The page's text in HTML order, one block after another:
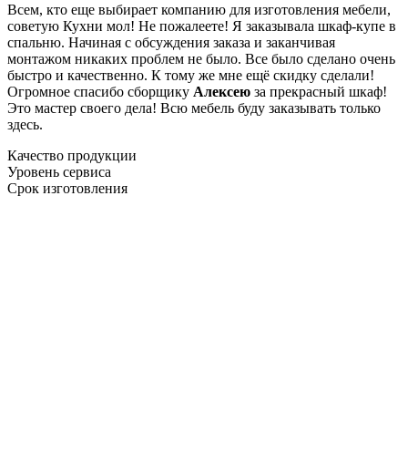
Всем, кто еще выбирает компанию для изготовления мебели,
советую Кухни мол! Не пожалеете! Я заказывала шкаф-купе в
спальню. Начиная с обсуждения заказа и заканчивая
монтажом никаких проблем не было. Все было сделано очень
быстро и качественно. К тому же мне ещё скидку сделали!
Огромное спасибо сборщику Алексею за прекрасный шкаф!
Это мастер своего дела! Всю мебель буду заказывать только
здесь.
Качество продукции
Уровень сервиса
Срок изготовления